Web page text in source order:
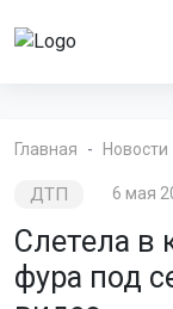
Главная Новости
ДТП 6 мая
Слетела в
фура под